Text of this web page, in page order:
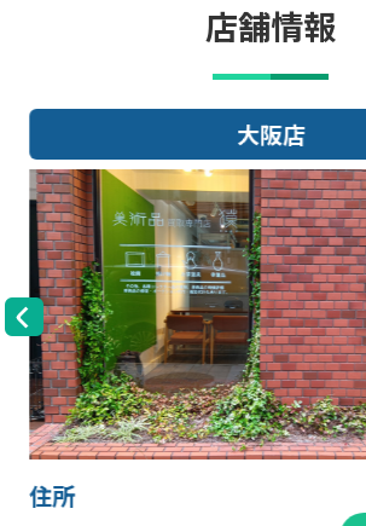
店舗情報
大阪店
住所